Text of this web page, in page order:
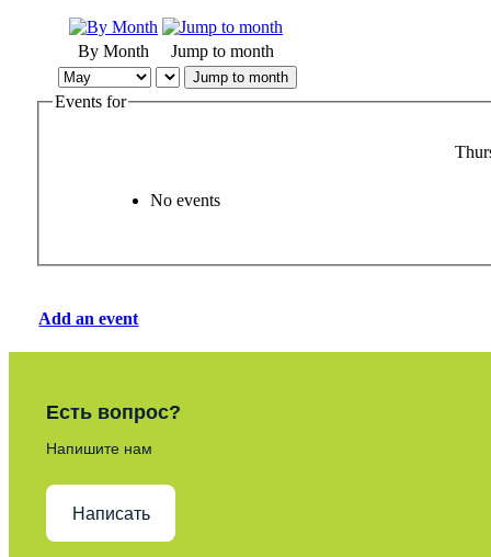
By Month Jump to month
Jump to month
Events for
No events
Add an event
Есть вопрос?
Напишите нам
Написать